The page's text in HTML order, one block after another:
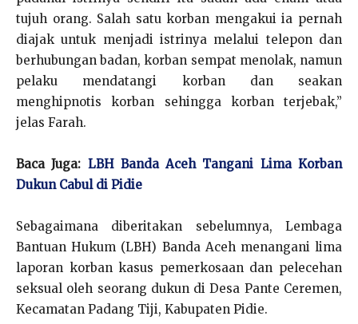
tujuh orang. Salah satu korban mengakui ia pernah
diajak untuk menjadi istrinya melalui telepon dan
berhubungan badan, korban sempat menolak, namun
pelaku mendatangi korban dan seakan
menghipnotis korban sehingga korban terjebak,”
jelas Farah.
Baca Juga: LBH Banda Aceh Tangani Lima Korban
Dukun Cabul di Pidie
Sebagaimana diberitakan sebelumnya, Lembaga
Bantuan Hukum (LBH) Banda Aceh menangani lima
laporan korban kasus pemerkosaan dan pelecehan
seksual oleh seorang dukun di Desa Pante Ceremen,
Kecamatan Padang Tiji, Kabupaten Pidie.